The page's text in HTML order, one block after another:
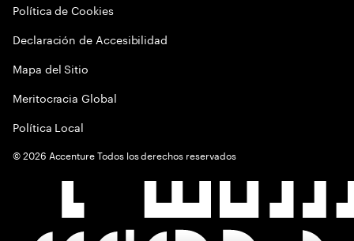
Política de Cookies
Declaración de Accesibilidad
Mapa del Sitio
Meritocracia Global
Política Local
©2026 Accenture Todos los derechos reservados